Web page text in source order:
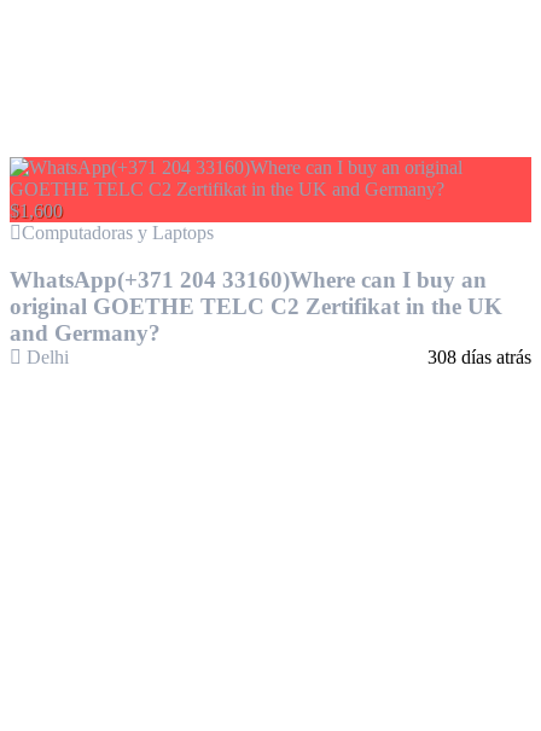
$1,600
Computadoras y Laptops
WhatsApp(+371 204 33160)Where can I buy an
original GOETHE TELC C2 Zertifikat in the UK
and Germany?
Delhi 308 días atrás